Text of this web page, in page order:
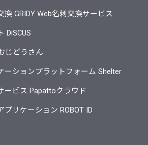
換 GRIDY Web名刺交換サービス
DiSCUS
じどうさん
ーションプラットフォーム Shelter
ービス Papattoクラウド
プリケーション ROBOT ID